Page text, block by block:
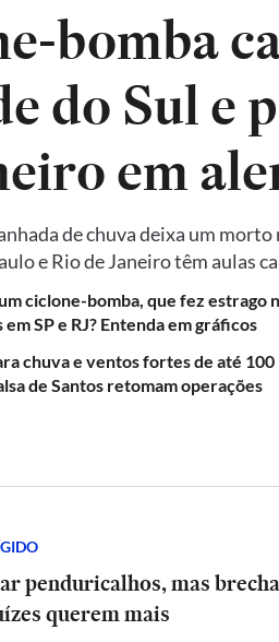
bomba
do Sul e
em
de chuva deixa um
e Rio de Janeiro têm aulas
ciclone-bomba, que fez estrago
SP e RJ? Entenda em gráficos
chuva e ventos fortes de até 100
de Santos retomam operações
penduricalhos, mas brecha
querem mais